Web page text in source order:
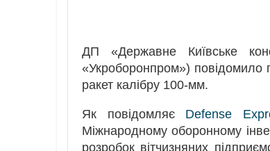
ДП «Державне Київське
«Укроборонпром») повідомило
ракет калібру 100-мм.
Як повідомляє Defense
Міжнародному оборонному
розробок вітчизняних